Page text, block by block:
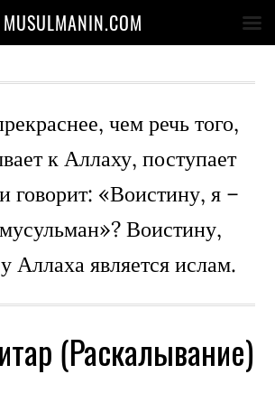
чем речь того,
к Аллаху, поступает
говорит: «Воистину, я –
Воистину,
Аллаха является ислам.
(Раскалывание)
MUSULMANIN.COM